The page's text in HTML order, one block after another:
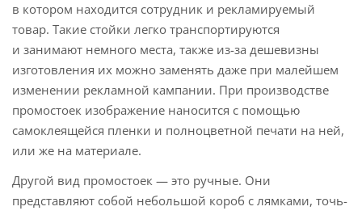
в котором находится сотрудник и рекламируемый
товар. Такие стойки легко транспортируются
и занимают немного места, также из-за дешевизны
изготовления их можно заменять даже при малейшем
изменении рекламной кампании. При производстве
промостоек изображение наносится с помощью
самоклеящейся пленки и полноцветной печати на ней,
или же на материале.
Другой вид промостоек — это ручные. Они
представляют собой небольшой короб с лямками, точь-